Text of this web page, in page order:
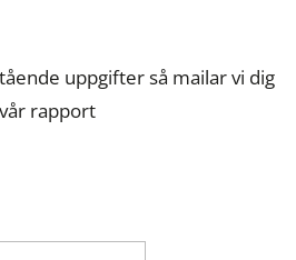
uppgifter så mailar vi dig
vår rapport